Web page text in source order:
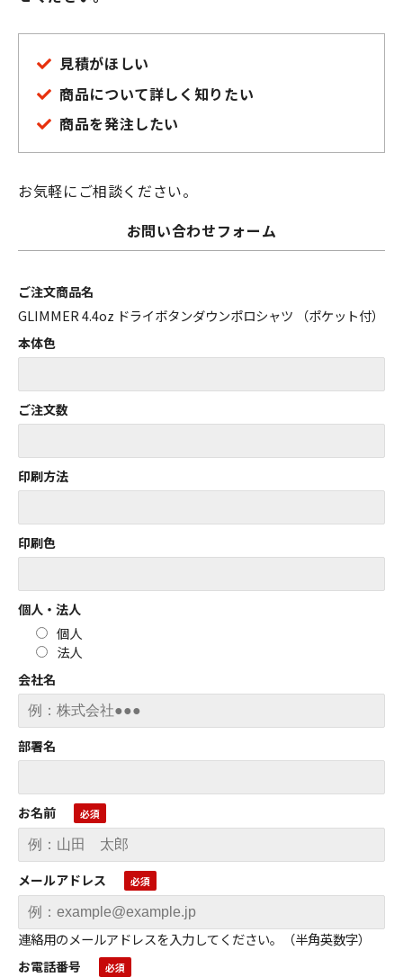
見積がほしい
商品について詳しく知りたい
商品を発注したい
お気軽にご相談ください。
お問い合わせフォーム
ご注文商品名
GLIMMER 4.4oz ドライボタンダウンポロシャツ （ポケット付）
本体色
ご注文数
印刷方法
印刷色
個人・法人
個人
法人
会社名
部署名
お名前
メールアドレス
連絡用のメールアドレスを入力してください。（半角英数字）
お電話番号